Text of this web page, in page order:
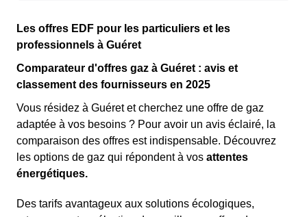
Les offres EDF pour les particuliers et les
professionnels à Guéret
Comparateur d'offres gaz à Guéret : avis et
classement des fournisseurs en 2025
Vous résidez à Guéret et cherchez une offre de gaz
adaptée à vos besoins ? Pour avoir un avis éclairé, la
comparaison des offres est indispensable. Découvrez
les options de gaz qui répondent à vos attentes
énergétiques.
Des tarifs avantageux aux solutions écologiques,